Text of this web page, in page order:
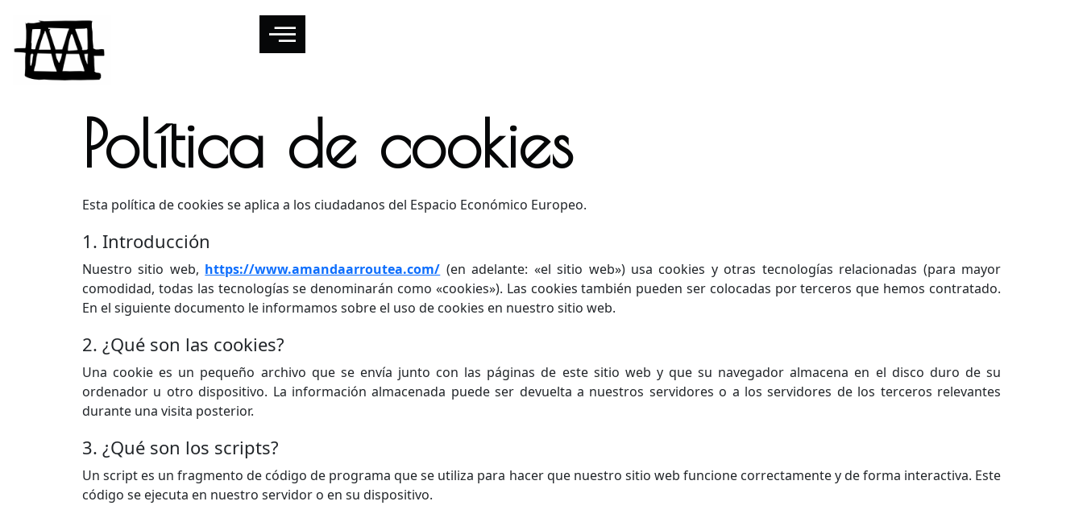
Política de cookies
Esta política de cookies se aplica a los ciudadanos del Espacio Económico Europeo.
1. Introducción
Nuestro sitio web, https://www.amandaarroutea.com/ (en adelante: «el sitio web») usa cookies y otras tecnologías relacionadas (para mayor
comodidad, todas las tecnologías se denominarán como «cookies»). Las cookies también pueden ser colocadas por terceros que hemos contratado.
En el siguiente documento le informamos sobre el uso de cookies en nuestro sitio web.
2. ¿Qué son las cookies?
Una cookie es un pequeño archivo que se envía junto con las páginas de este sitio web y que su navegador almacena en el disco duro de su
ordenador u otro dispositivo. La información almacenada puede ser devuelta a nuestros servidores o a los servidores de los terceros relevantes
durante una visita posterior.
3. ¿Qué son los scripts?
Un script es un fragmento de código de programa que se utiliza para hacer que nuestro sitio web funcione correctamente y de forma interactiva. Este
código se ejecuta en nuestro servidor o en su dispositivo.